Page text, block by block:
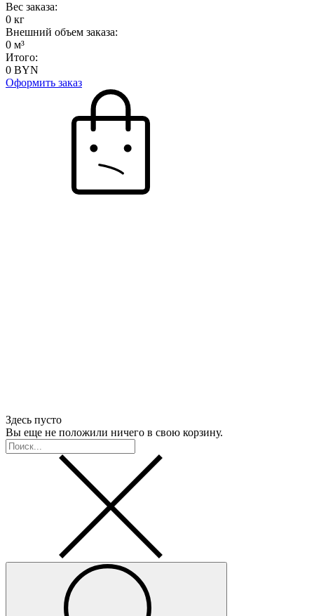
Вес заказа:
0 кг
Внешний объем заказа:
0 м³
Итого:
0 BYN
Оформить заказ
Здесь пусто
Вы еще не положили ничего в свою корзину.